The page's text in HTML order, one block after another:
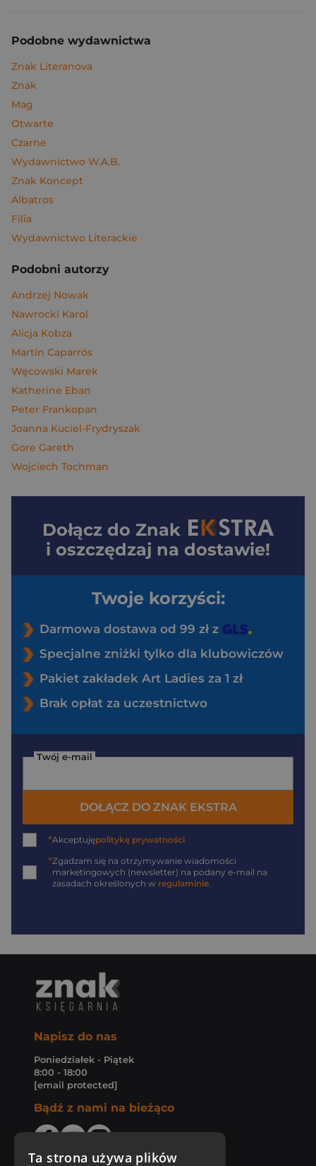
Podobne wydawnictwa
Znak Literanova
Znak
Mag
Otwarte
Czarne
Wydawnictwo W.A.B.
Znak Koncept
Albatros
Filia
Wydawnictwo Literackie
Podobni autorzy
Andrzej Nowak
Nawrocki Karol
Alicja Kobza
Martín Caparrós
Węcowski Marek
Katherine Eban
Peter Frankopan
Joanna Kuciel-Frydryszak
Gore Gareth
Wojciech Tochman
Dołącz do Znak
i oszczędzaj na dostawie!
Twoje korzyści:
Darmowa dostawa od 99 zł z
Specjalne zniżki tylko dla klubowiczów
Pakiet zakładek Art Ladies za 1 zł
Brak opłat za uczestnictwo
Twój e-mail
DOŁĄCZ DO ZNAK EKSTRA
*Akceptujępolitykę prywatności
*Zgadzam się na otrzymywanie wiadomości
marketingowych (newsletter) na podany e-mail na
zasadach określonych w regulaminie.
Napisz do nas
Poniedziałek - Piątek
8:00 - 18:00
[email protected]
Bądź z nami na bieżąco
Ta strona używa plików